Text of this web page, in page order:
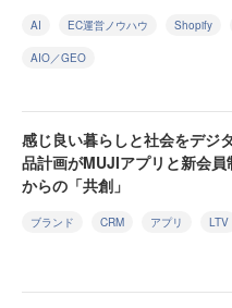
AI EC運営ノウハウ Shopify
AIO／GEO
感じ良い暮らしと社会をデ
品計画がMUJIアプリと新会
からの「共創」
ブランド CRM アプリ LTV